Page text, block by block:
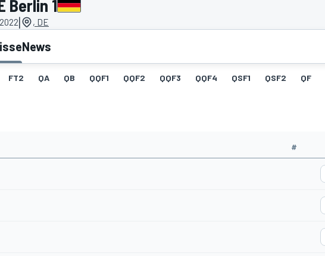
Berlin 1
| , DE
News
FT2 QA QB QQF1 QQF2 QQF3 QQF4 QSF1 QSF2 QF
#